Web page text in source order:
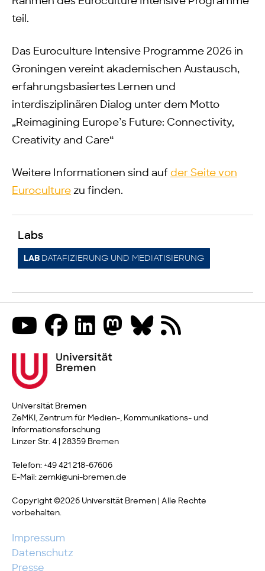
teil.
Das Euroculture Intensive Programme 2026 in
Groningen vereint akademischen Austausch,
erfahrungsbasiertes Lernen und
interdisziplinären Dialog unter dem Motto
„Reimagining Europe’s Future: Connectivity,
Creativity and Care“
Weitere Informationen sind auf der Seite von
Euroculture zu finden.
Labs
LAB DATAFIZIERUNG UND MEDIATISIERUNG
Universität Bremen
ZeMKI, Zentrum für Medien-, Kommunikations- und
Informationsforschung
Linzer Str. 4 | 28359 Bremen
Telefon: +49 421 218-67606
E-Mail: zemki@uni-bremen.de
Copyright ©2026 Universität Bremen | Alle Rechte
vorbehalten.
Impressum
Datenschutz
Presse